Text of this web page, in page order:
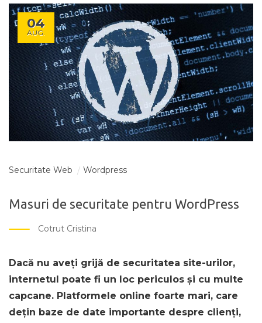
04
AUG.
Securitate Web Wordpress
Masuri de securitate pentru WordPress
Cotrut Cristina
Dacă nu aveți grijă de securitatea site-urilor,
internetul poate fi un loc periculos și cu multe
capcane. Platformele online foarte mari, care
dețin baze de date importante despre clienți,